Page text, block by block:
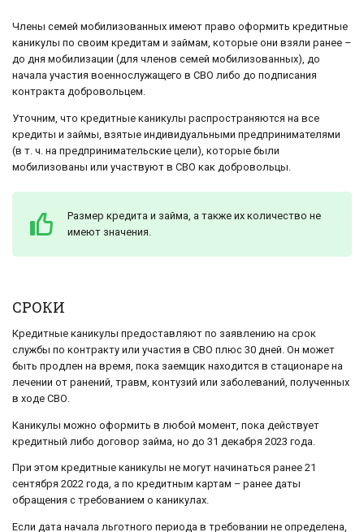
Члены семей мобилизованных имеют право оформить кредитные
каникулы по своим кредитам и займам, которые они взяли ранее –
до дня мобилизации (для членов семей мобилизованных), до
начала участия военнослужащего в СВО либо до подписания
контракта добровольцем.
Уточним, что кредитные каникулы распространяются на все
кредиты и займы, взятые индивидуальными предпринимателями
(в т. ч. на предпринимательские цели), которые были
мобилизованы или участвуют в СВО как добровольцы.
Размер кредита и займа, а также их количество не
имеют значения.
СРОКИ
Кредитные каникулы предоставляют по заявлению на срок
службы по контракту или участия в СВО плюс 30 дней. Он может
быть продлен на время, пока заемщик находится в стационаре на
лечении от ранений, травм, контузий или заболеваний, полученных
в ходе СВО.
Каникулы можно оформить в любой момент, пока действует
кредитный либо договор займа, но до 31 декабря 2023 года.
При этом кредитные каникулы не могут начинаться ранее 21
сентября 2022 года, а по кредитным картам – ранее даты
обращения с требованием о каникулах.
Если дата начала льготного периода в требовании не определена,